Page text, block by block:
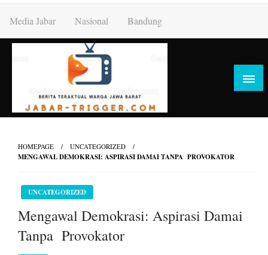
content
Media Jabar Nasional Bandung
HOMEPAGE UNCATEGORIZED
MENGAWAL DEMOKRASI: ASPIRASI DAMAI TANPA PROVOKATOR
UNCATEGORIZED
Mengawal Demokrasi: Aspirasi Damai
Tanpa Provokator